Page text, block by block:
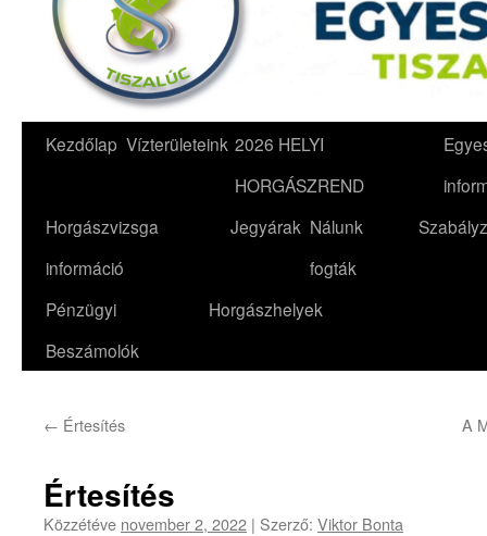
Kilépés
tartalomba
Kezdőlap Vízterületeink 2026 HELYI
HORGÁSZREND
Horgászvizsga
információ
Jegyárak Nálunk
fogták
Pénzügyi
Beszámolók
Horgászhelyek
← Értesítés A
Értesítés
Közzétéve november 2, 2022 | Szerző: Viktor Bonta